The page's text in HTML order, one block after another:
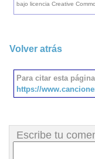
bajo licencia Creative
Volver atrás
Para citar esta
https://
Escribe tu